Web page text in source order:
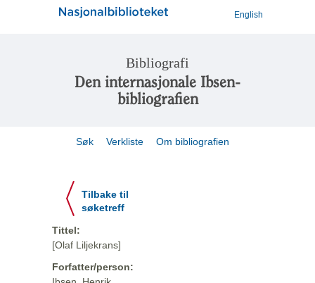
English
Bibliografi
Den internasjonale Ibsen-
bibliografien
Søk Verkliste Om bibliografien
Tilbake til
søketreff
Tittel:
[Olaf Liljekrans]
Forfatter/person: